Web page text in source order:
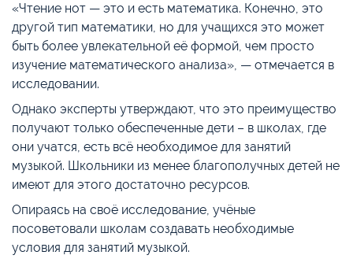
«Чтение нот — это и есть математика. Конечно, это
другой тип математики, но для учащихся это может
быть более увлекательной её формой, чем просто
изучение математического анализа», — отмечается в
исследовании.
Однако эксперты утверждают, что это преимущество
получают только обеспеченные дети – в школах, где
они учатся, есть всё необходимое для занятий
музыкой. Школьники из менее благополучных детей не
имеют для этого достаточно ресурсов.
Опираясь на своё исследование, учёные
посоветовали школам создавать необходимые
условия для занятий музыкой.